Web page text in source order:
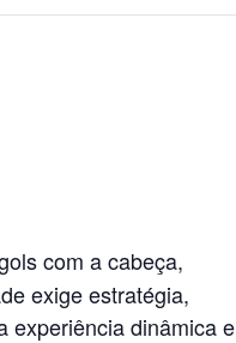
com a cabeça,
exige estratégia,
experiência dinâmica e